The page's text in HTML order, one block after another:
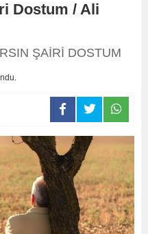
Dostum / Ali
ŞAİRİ DOSTUM